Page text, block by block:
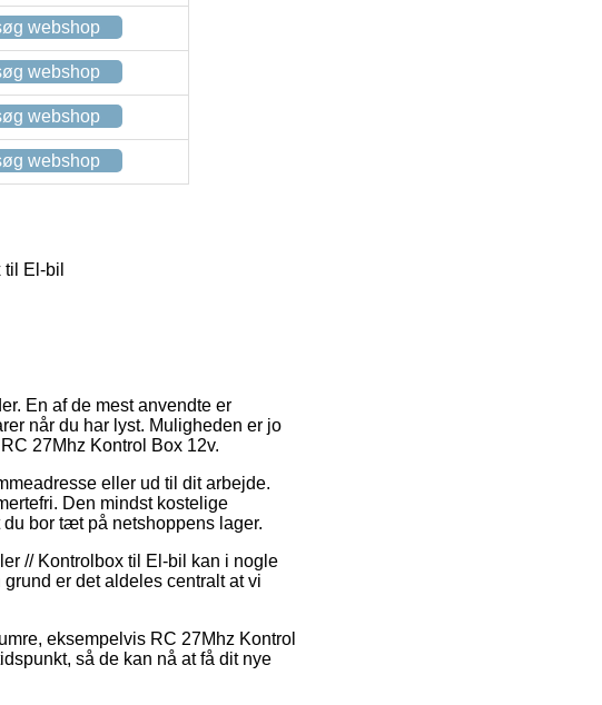
webshop
webshop
webshop
webshop
El-bil
En af de mest anvendte er
når du har lyst. Muligheden er jo
27Mhz Kontrol Box 12v.
eller ud til dit arbejde.
Den mindst kostelige
bor tæt på netshoppens lager.
// Kontrolbox til El-bil kan i nogle
er det aldeles centralt at vi
eksempelvis RC 27Mhz Kontrol
så de kan nå at få dit nye